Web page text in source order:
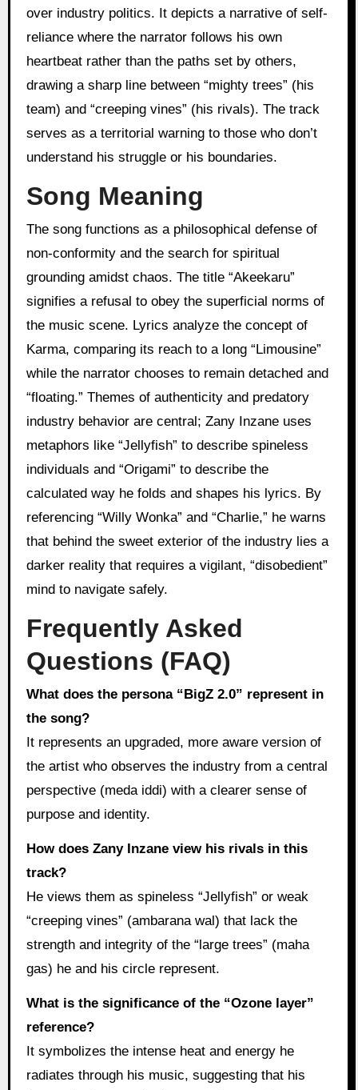
over industry politics. It depicts a narrative of self-
reliance where the narrator follows his own
heartbeat rather than the paths set by others,
drawing a sharp line between “mighty trees” (his
team) and “creeping vines” (his rivals). The track
serves as a territorial warning to those who don’t
understand his struggle or his boundaries.
Song Meaning
The song functions as a philosophical defense of
non-conformity and the search for spiritual
grounding amidst chaos. The title “Akeekaru”
signifies a refusal to obey the superficial norms of
the music scene. Lyrics analyze the concept of
Karma, comparing its reach to a long “Limousine”
while the narrator chooses to remain detached and
“floating.” Themes of authenticity and predatory
industry behavior are central; Zany Inzane uses
metaphors like “Jellyfish” to describe spineless
individuals and “Origami” to describe the
calculated way he folds and shapes his lyrics. By
referencing “Willy Wonka” and “Charlie,” he warns
that behind the sweet exterior of the industry lies a
darker reality that requires a vigilant, “disobedient”
mind to navigate safely.
Frequently Asked
Questions (FAQ)
What does the persona “BigZ 2.0” represent in
the song?
It represents an upgraded, more aware version of
the artist who observes the industry from a central
perspective (meda iddi) with a clearer sense of
purpose and identity.
How does Zany Inzane view his rivals in this
track?
He views them as spineless “Jellyfish” or weak
“creeping vines” (ambarana wal) that lack the
strength and integrity of the “large trees” (maha
gas) he and his circle represent.
What is the significance of the “Ozone layer”
reference?
It symbolizes the intense heat and energy he
radiates through his music, suggesting that his